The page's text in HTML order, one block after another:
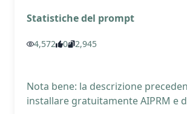
Statistiche del prompt
4,572 0 2,945
Nota bene: la descrizione
installare gratuitamente AIPRM e